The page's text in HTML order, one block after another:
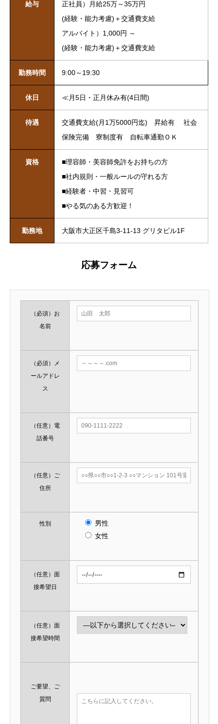
給与
正社員）月給25万～35万円
(経験・能力考慮)＋交通費支給
アルバイト）1,000円 ～
(経験・能力考慮)＋交通費支給
勤務時間 9:00～19:30
休日 ≪月5日・正月休み有(4日間)
待遇
交通費支給(月1万5000円迄) 昇給有 社会
保険完備 寮制度有 自転車通勤ＯＫ
資格
■理容師・美容師免許をお持ちの方
■社内規則・一般ルールの守れる方
■経験者・中習・見習可
■やる気のある方歓迎！
勤務地 大阪市大正区千島3-11-13 グリタビル1F
応募フォーム
（必須） お
名前
（必須）
メ
ールアドレ
ス
（任意） 電
話番号
（任意） ご
住所
性別
男性
女性
（任意） 面
接希望日
（任意） 面
接希望時間
ご要望、ご
質問